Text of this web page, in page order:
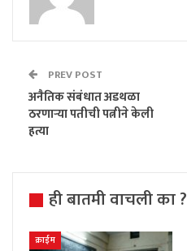
PREV POST
अनैतिक संबंधात अडथळा
ठरणाऱ्या पतीची पत्नीने केली
हत्या
ही बातमी वाचली का ?
क्राईम